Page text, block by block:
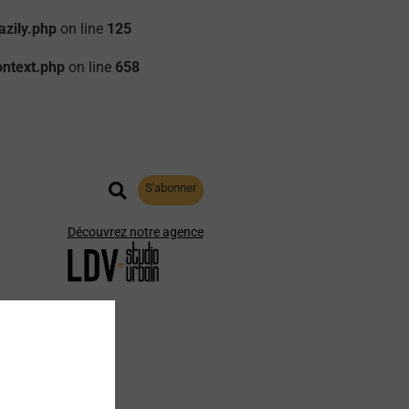
on line 125
on line 658
S'abonner
Découvrez notre agence